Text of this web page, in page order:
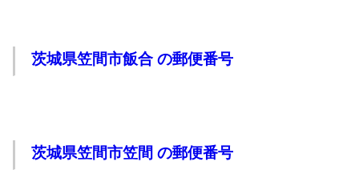
茨城県笠間市飯合 の郵便番号
茨城県笠間市笠間 の郵便番号